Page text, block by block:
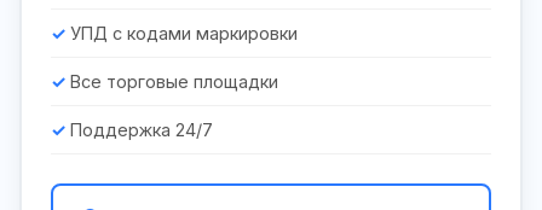
УПД с кодами маркировки
Все торговые площадки
Поддержка 24/7